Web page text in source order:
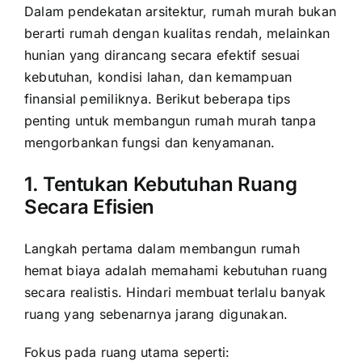
Dalam pendekatan arsitektur, rumah murah bukan
berarti rumah dengan kualitas rendah, melainkan
hunian yang dirancang secara efektif sesuai
kebutuhan, kondisi lahan, dan kemampuan
finansial pemiliknya. Berikut beberapa tips
penting untuk membangun rumah murah tanpa
mengorbankan fungsi dan kenyamanan.
1. Tentukan Kebutuhan Ruang
Secara Efisien
Langkah pertama dalam membangun rumah
hemat biaya adalah memahami kebutuhan ruang
secara realistis. Hindari membuat terlalu banyak
ruang yang sebenarnya jarang digunakan.
Fokus pada ruang utama seperti: